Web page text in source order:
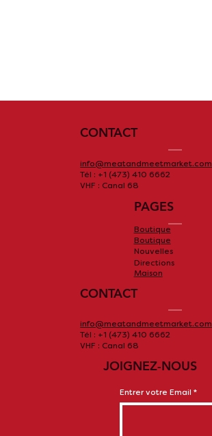
CONTACT
info@meatandmeetmarket.com
Tél : +1 (473) 410 6662
VHF : Canal 68
PAGES
Maison
Boutique
Boutique
Nouvelles
Directions
CONTACT
info@meatandmeetmarket.com
Tél : +1 (473) 410 6662
VHF : Canal 68
JOIGNEZ-NOUS
Entrer votre Email